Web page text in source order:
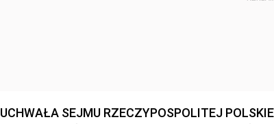
UCHWAŁA SEJMU RZECZYPOSPOLITEJ